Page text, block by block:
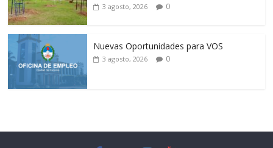
3 agosto, 2026 0
Nuevas Oportunidades para VOS
3 agosto, 2026 0